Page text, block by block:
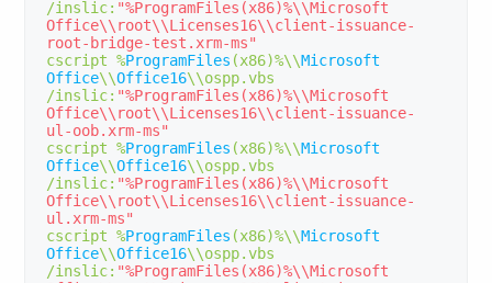
/inslic: "%ProgramFiles(x86)%\\Microsoft
Office\\root\\Licenses16\\client-issuance-
root-bridge-test.xrm-ms"
cscript %ProgramFiles (x86)%\\Microsoft
Office\\Office16\\ospp.
/inslic: "%ProgramFiles(x86)%\\Microsoft
Office\\root\\Licenses16\\client-issuance-
ul-oob.xrm-ms"
cscript %ProgramFiles (x86)%\\Microsoft
Office\\Office16\\ospp.
/inslic: "%ProgramFiles(x86)%\\Microsoft
Office\\root\\Licenses16\\client-issuance-
ul.xrm-ms"
cscript %ProgramFiles (x86)%\\Microsoft
Office\\Office16\\ospp.
/inslic: "%ProgramFiles(x86)%\\Microsoft